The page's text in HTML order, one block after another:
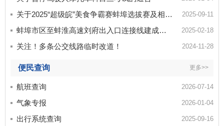
2025-09-11
关于2025“超级皖”美食争霸赛蚌埠选拔赛及相关活动期间临时交通管制通告
2025-02-18
蚌埠市区至蚌淮高速刘府出入口连接线建成通车
2024-11-28
关注！多条公交线路临时改道！
更多>>
便民查询
2026-07-14
航班查询
2026-01-04
气象专报
2025-09-16
出行系统查询